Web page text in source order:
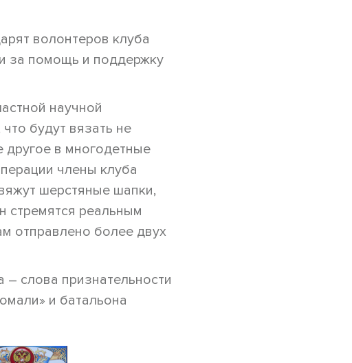
волонтеров клуба
за помощь и поддержку
научной
будут вязать не
другое в многодетные
члены клуба
шерстяные шапки,
стремятся реальным
отправлено более двух
– слова признательности
и батальона